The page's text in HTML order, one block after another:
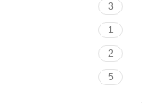
3
1
2
5